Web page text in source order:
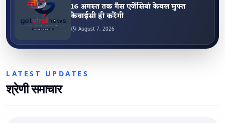
16 अगस्त तक गैस एजेंसियां केवल मुफ्त
केवाईसी ही करेंगी
August 7, 2026
LATEST UPDATES
श्रेणी समाचार